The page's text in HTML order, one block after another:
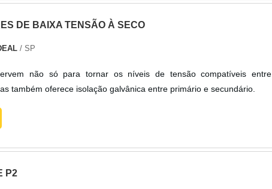
DE BAIXA TENSÃO À SECO
/ SP
não só para tornar os níveis de tensão compatíveis entre
também oferece isolação galvânica entre primário e secundário.
P2